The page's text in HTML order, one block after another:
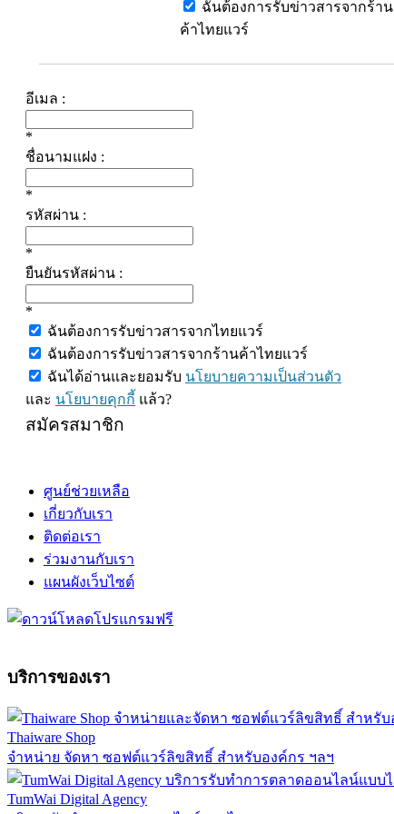
ฉันต้องการรับข่าวสารจากร้าน
ค้าไทยแวร์
อีเมล :
*
ชื่อนามแฝง :
*
รหัสผ่าน :
*
ยืนยันรหัสผ่าน :
*
ฉันต้องการรับข่าวสารจากไทยแวร์
ฉันต้องการรับข่าวสารจากร้านค้าไทยแวร์
ฉันได้อ่านและยอมรับ นโยบายความเป็นส่วนตัว
และ นโยบายคุกกี้ แล้ว?
สมัครสมาชิก
ศูนย์ช่วยเหลือ
เกี่ยวกับเรา
ติดต่อเรา
ร่วมงานกับเรา
แผนผังเว็บไซต์
บริการของเรา
Thaiware Shop
จำหน่าย จัดหา ซอฟต์แวร์ลิขสิทธิ์ สำหรับองค์กร ฯลฯ
TumWai Digital Agency